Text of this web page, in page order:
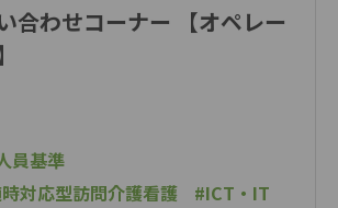
合わせコーナー 【オペレー
員基準
対応型訪問介護看護
#ICT・IT